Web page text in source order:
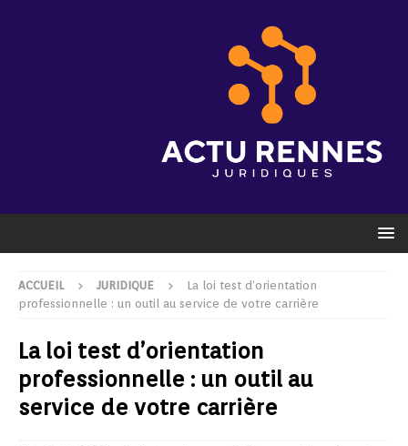
ACCUEIL JURIDIQUE
La loi test d’orientation
professionnelle : un outil au service de votre carrière
La loi test d’orientation
professionnelle : un outil au
service de votre carrière